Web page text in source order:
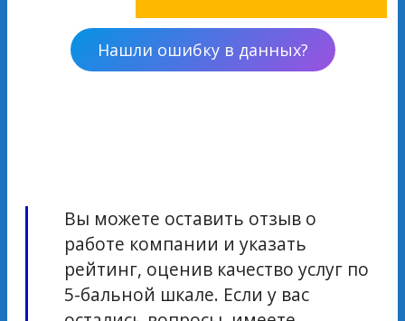
Нашли ошибку в данных?
Вы можете оставить отзыв о
работе компании и указать
рейтинг, оценив качество услуг по
5-бальной шкале. Если у вас